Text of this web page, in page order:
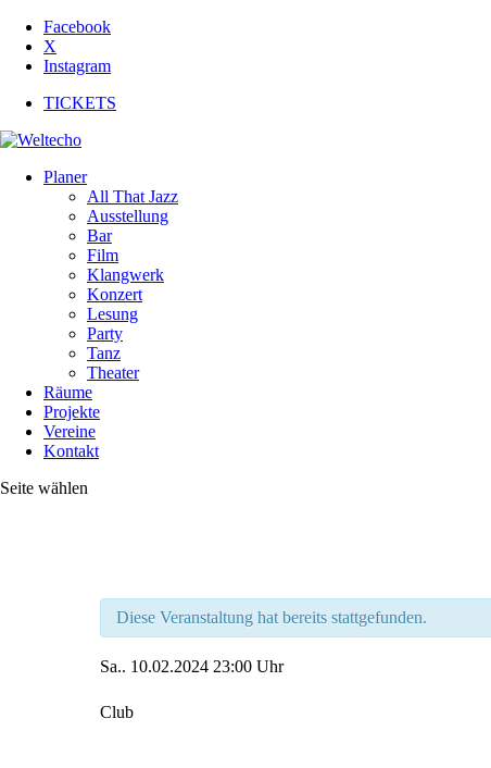
Facebook
X
Instagram
TICKETS
Planer
All That Jazz
Ausstellung
Bar
Film
Klangwerk
Konzert
Lesung
Party
Tanz
Theater
Räume
Projekte
Vereine
Kontakt
Seite wählen
Diese Veranstaltung hat bereits stattgefunden.
Sa.. 10.02.2024 23:00 Uhr
Club